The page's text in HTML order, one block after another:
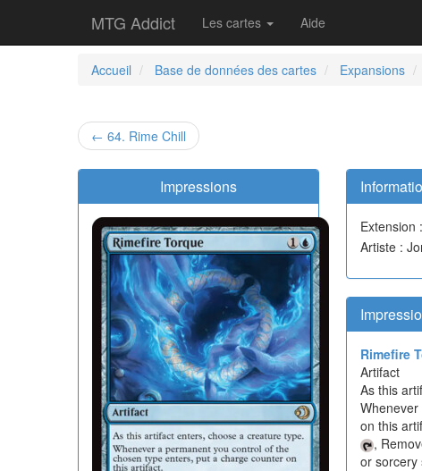
MTG Addict Les cartes Aide
Accueil
Base de données des cartes Expansions
← 64. Rime Chill
Impressions
Extension :
Artiste :
Rimefire
Artifact
As this
on this
,
or sorcery